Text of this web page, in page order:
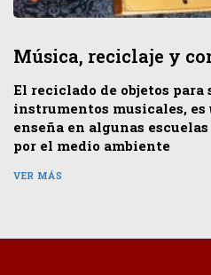
Música, reciclaje y
El reciclado de objetos para
instrumentos musicales,
enseña en algunas
por el medio ambiente
VER MÁS